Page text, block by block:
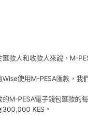
匯款人和收款人來說，M-
Wise使用M-PESA匯款，
的M-PESA電子錢包匯款的
300,000 KES。